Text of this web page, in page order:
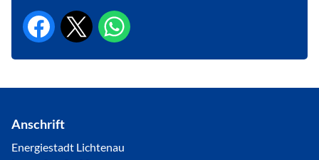
Anschrift
Energiestadt Lichtenau